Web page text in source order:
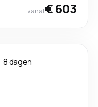
vanaf€ 603
8 dagen